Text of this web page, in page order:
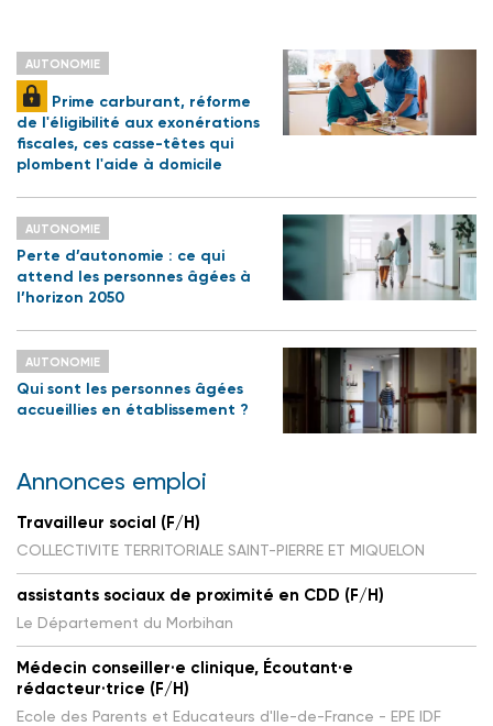
AUTONOMIE
Prime carburant, réforme
de l'éligibilité aux exonérations
fiscales, ces casse-têtes qui
plombent l'aide à domicile
AUTONOMIE
Perte d’autonomie : ce qui
attend les personnes âgées à
l’horizon 2050
AUTONOMIE
Qui sont les personnes âgées
accueillies en établissement ?
Annonces emploi
Travailleur social (F/H)
COLLECTIVITE TERRITORIALE SAINT-PIERRE ET MIQUELON
assistants sociaux de proximité en CDD (F/H)
Le Département du Morbihan
Médecin conseiller·e clinique, Écoutant·e
rédacteur·trice (F/H)
Ecole des Parents et Educateurs d'Ile-de-France - EPE IDF